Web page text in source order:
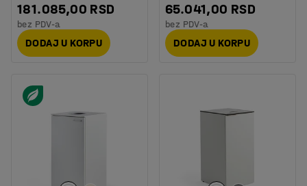
181.085,00 RSD
bez PDV-a
DODAJ U KORPU
65.041,00 RSD
bez PDV-a
DODAJ U KORPU